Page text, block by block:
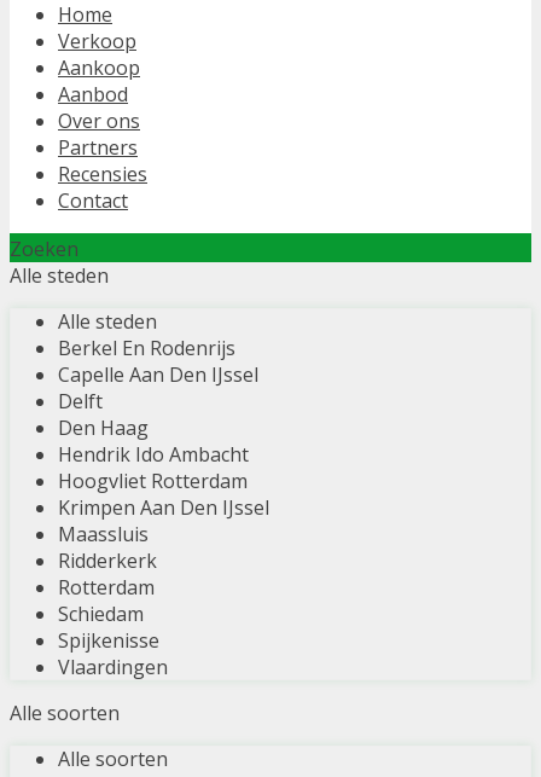
Home
Verkoop
Aankoop
Aanbod
Over ons
Partners
Recensies
Contact
Zoeken
Alle steden
Alle steden
Berkel En Rodenrijs
Capelle Aan Den IJssel
Delft
Den Haag
Hendrik Ido Ambacht
Hoogvliet Rotterdam
Krimpen Aan Den IJssel
Maassluis
Ridderkerk
Rotterdam
Schiedam
Spijkenisse
Vlaardingen
Alle soorten
Alle soorten